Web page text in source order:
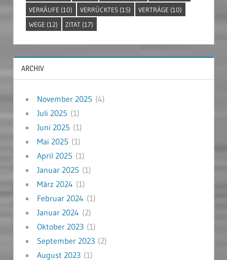
VERKÄUFE (10) VERRÜCKTES (15) VERTRÄGE (10)
WEGE (12) ZITAT (17)
ARCHIV
November 2025 (4)
Juli 2025 (1)
Juni 2025 (1)
Mai 2025 (1)
April 2025 (1)
Januar 2025 (1)
März 2024 (1)
Februar 2024 (1)
Januar 2024 (2)
Oktober 2023(1)
September 2023(2)
August 2023(1)